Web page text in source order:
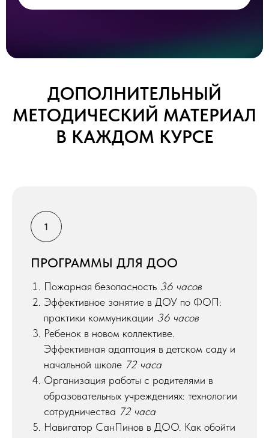
ДОПОЛНИТЕЛЬНЫЙ
МЕТОДИЧЕСКИЙ МАТЕРИАЛ
В КАЖДОМ КУРСЕ
ПРОГРАММЫ ДЛЯ ДОО
Пожарная безопасность 36 часов
Эффективное занятие в ДОУ по ФОП:
практики коммуникации 36 часов
Ребенок в новом коллективе.
Эффективная адаптация в детском саду и
начальной школе 72 часа
Организация работы с родителями в
образовательных учреждениях: технологии
сотрудничества 72 часа
Навигатор СанПинов в ДОО. Как обойти